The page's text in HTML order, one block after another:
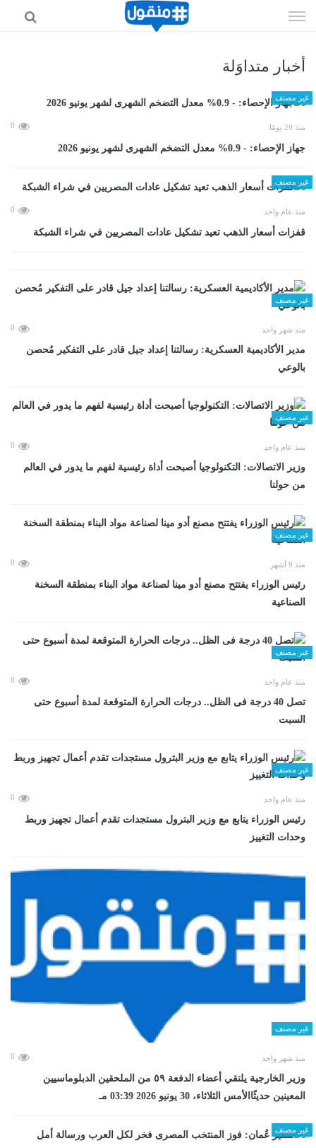
الى
أخبار متداوَلة
غير مصنف
منذ 29 يومًا 0
جهاز الإحصاء: - 0.9% معدل التضخم الشهرى لشهر يونيو 2026
غير مصنف
منذ عام واحد 0
قفزات أسعار الذهب تعيد تشكيل عادات المصريين في شراء الشبكة
غير مصنف
منذ شهر واحد 0
مدير الأكاديمية العسكرية: رسالتنا إعداد جيل قادر على التفكير مُحصن
بالوعي
غير مصنف
منذ عام واحد 0
وزير الاتصالات: التكنولوجيا أصبحت أداة رئيسية لفهم ما يدور في العالم
من حولنا
غير مصنف
منذ 9 أشهر 0
رئيس الوزراء يفتتح مصنع أدو مينا لصناعة مواد البناء بمنطقة السخنة
الصناعية
غير مصنف
منذ عام واحد 0
تصل 40 درجة فى الظل.. درجات الحرارة المتوقعة لمدة أسبوع حتى
السبت
غير مصنف
منذ عام واحد 0
رئيس الوزراء يتابع مع وزير البترول مستجدات تقدم أعمال تجهيز وربط
وحدات التغييز
غير مصنف
منذ شهر واحد 0
وزير الخارجية يلتقي أعضاء الدفعة ٥٩ من الملحقين الدبلوماسيين
المعينين حديثًاالأمس الثلاثاء، 30 يونيو 2026 03:39 مـ
غير مصنف